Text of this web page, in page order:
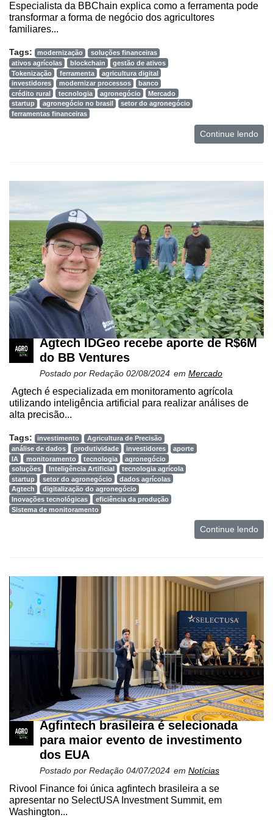
Especialista da BBChain explica como a ferramenta pode
transformar a forma de negócio dos agricultores
familiares...
Tags: modernização
soluções financeiras
ativos agrícolas
blockchain
gestão de ativos
Tokenização
ferramenta
agricultura digital
investidores
modernizar processos
banco
crédito rural
tecnologia agronegócio
Mercado
startup
agronegócio no brasil
setor do agronegócio
ferramentas financeiras
Continue lendo
Agtech IDGeo recebe aporte de R$6M
do BB Ventures
Postado por Redação 02/08/2024 em Mercado
Agtech é especializada em monitoramento agrícola
utilizando inteligência artificial para realizar análises de
alta precisão...
Tags: investimento
Agricultura de Precisão
análise de dados
produtividade investidores
aporte
IA
monitoramento tecnologia
agronegócio
soluções
Inteligência Artificial
tecnologia agrícola
startup
setor do agronegócio
dados agrícolas
Agtech
digitalização do agronegócio
Inovações tecnológicas
eficiência da produção
Sistema de monitoramento
Continue lendo
Agfintech brasileira é selecionada
para maior evento de investimento
dos EUA
Postado por Redação 04/07/2024 em Notícias
Rivool Finance foi única agfintech brasileira a se
apresentar no SelectUSA Investment Summit, em
Washington...